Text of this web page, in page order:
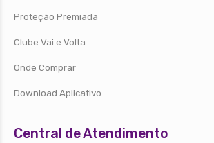
Proteção Premiada
Clube Vai e Volta
Onde Comprar
Download Aplicativo
Central de Atendimento